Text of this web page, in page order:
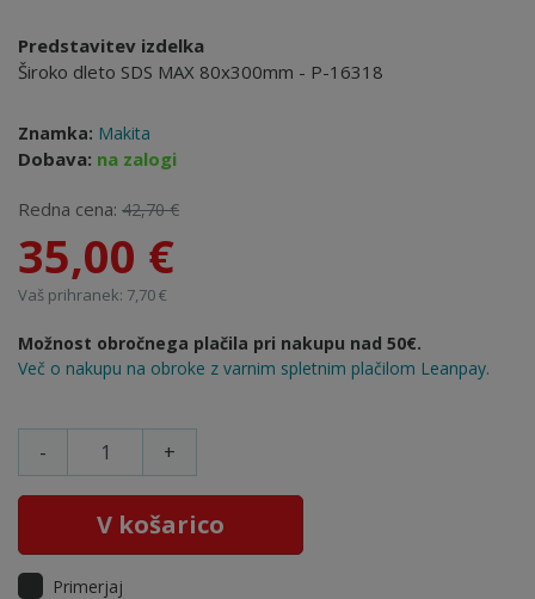
Predstavitev izdelka
Široko dleto SDS MAX 80x300mm - P-16318
Znamka: Makita
Dobava: na zalogi
Redna cena: 42,70 €
35,00 €
Vaš prihranek: 7,70 €
Možnost obročnega plačila pri nakupu nad 50€.
Več o nakupu na obroke z varnim spletnim plačilom Leanpay.
- +
V košarico
Primerjaj